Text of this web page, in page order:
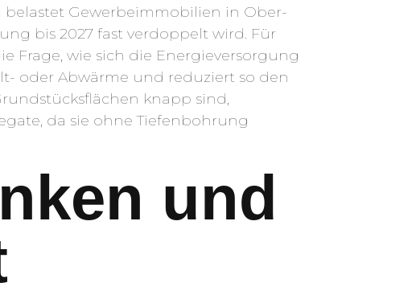
Gewerbeimmobilien in Ober-
bis 2027 fast verdoppelt wird. Für
Frage, wie sich die Energieversorgung
oder Abwärme und reduziert so den
knapp sind,
da sie ohne Tiefenbohrung
und